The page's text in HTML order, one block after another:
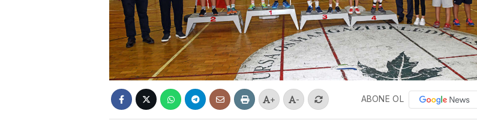
+ - ABONE OL